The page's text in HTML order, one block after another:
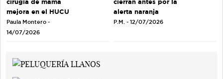
mejora en el HUCU
Paula Montero -
14/07/2026
cierran antes por la
alerta naranja
P.M. - 12/07/2026